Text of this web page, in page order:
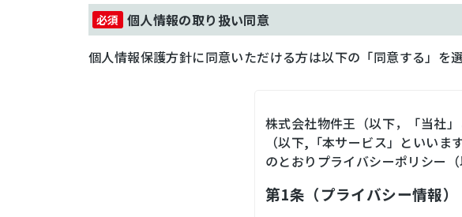
個人情報の取り扱い同意
個人情報保護方針に同意いただける方は以下の「同意する」を
株式会社物件王（以下，「当社
（以下,「本サービス」といい
のとおりプライバシーポリシー
第1条（プライバシー情報）